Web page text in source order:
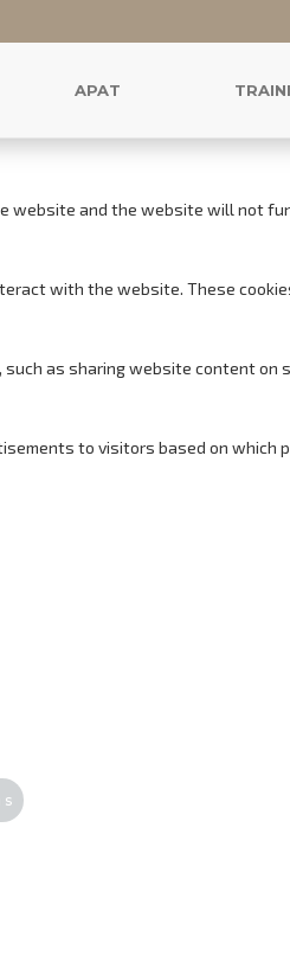
for this
to offer you a good browsing
website and the website will not
with the website. These
as sharing website content
to visitors based on
APAT